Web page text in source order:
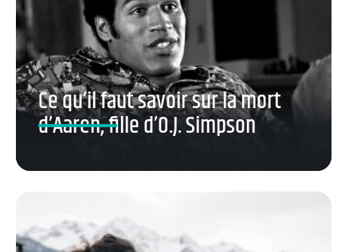
Ce qu’il faut savoir sur la mort
d’Aaren, fille d’O.J. Simpson